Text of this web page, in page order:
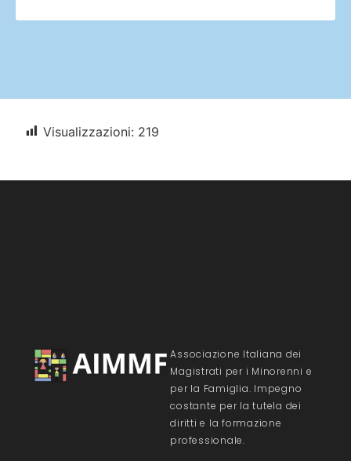
Visualizzazioni: 219
Associazione Italiana dei
Magistrati per i Minorenni e
per la Famiglia. Impegno
costante per la tutela dei
diritti e la formazione
professionale.